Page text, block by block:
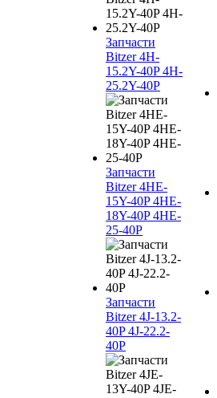
Запчасти
Bitzer 4H-
15.2Y-40P 4H-
25.2Y-40P
Запчасти
Bitzer 4HE-
15Y-40P 4HE-
18Y-40P 4HE-
25-40P
Запчасти
Bitzer 4J‐13.2-
40P 4J‐22.2-
40P